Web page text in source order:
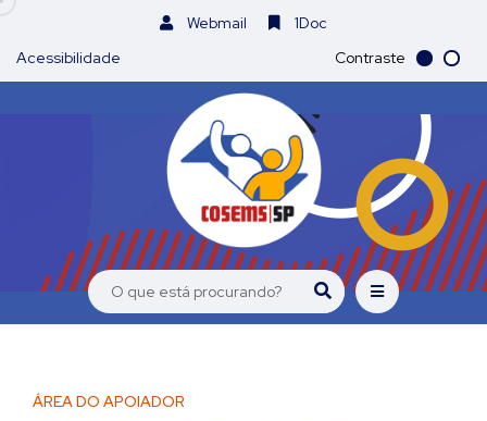
Webmail
1Doc
Acessibilidade
Contraste
ÁREA DO APOIADOR